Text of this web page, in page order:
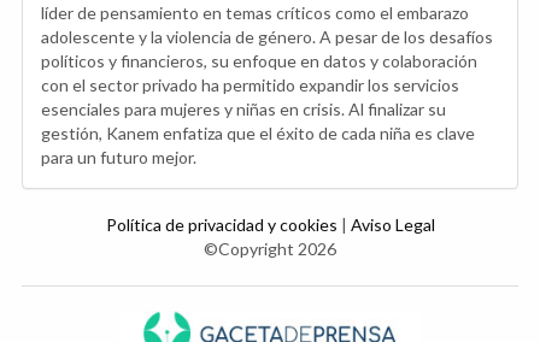
líder de pensamiento en temas críticos como el embarazo
adolescente y la violencia de género. A pesar de los desafíos
políticos y financieros, su enfoque en datos y colaboración
con el sector privado ha permitido expandir los servicios
esenciales para mujeres y niñas en crisis. Al finalizar su
gestión, Kanem enfatiza que el éxito de cada niña es clave
para un futuro mejor.
Política de privacidad y cookies | Aviso Legal
©Copyright 2026